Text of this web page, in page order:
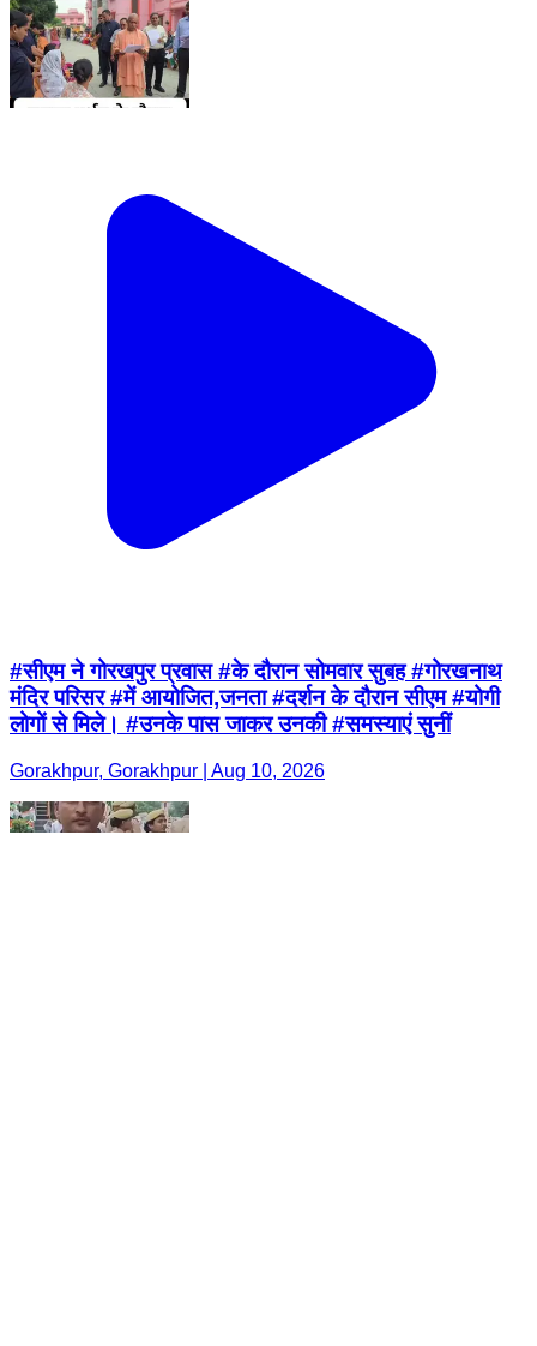
#सीएम ने गोरखपुर प्रवास #के दौरान सोमवार सुबह #गोरखनाथ
मंदिर परिसर #में आयोजित,जनता #दर्शन के दौरान सीएम #योगी
लोगों से मिले। #उनके पास जाकर उनकी #समस्याएं सुनीं
Gorakhpur, Gorakhpur | Aug 10, 2026